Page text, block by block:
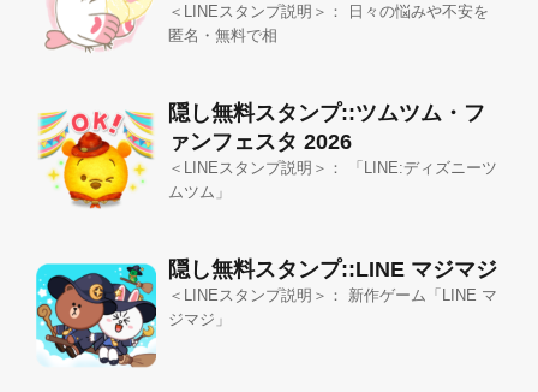
＜LINEスタンプ説明＞： 日々の悩みや不安を
匿名・無料で相
隠し無料スタンプ::ツムツム・フ
ァンフェスタ 2026
＜LINEスタンプ説明＞： 「LINE:ディズニーツ
ムツム」
隠し無料スタンプ::LINE マジマジ
＜LINEスタンプ説明＞： 新作ゲーム「LINE マ
ジマジ」